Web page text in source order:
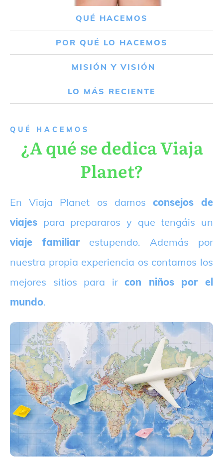
QUÉ HACEMOS
POR QUÉ LO HACEMOS
MISIÓN Y VISIÓN
LO MÁS RECIENTE
QUÉ HACEMOS
¿A qué se dedica Viaja
Planet?
En Viaja Planet os damos consejos de
viajes para prepararos y que tengáis un
viaje familiarestupendo. Además por
nuestra propia experiencia os contamos los
mejores sitios para ircon niños por el
mundo.